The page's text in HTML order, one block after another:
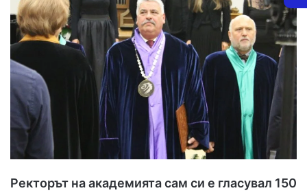
o
w
o
n
a
n
e
a
i
l
Ректорът на академията сам си е гласувал 150